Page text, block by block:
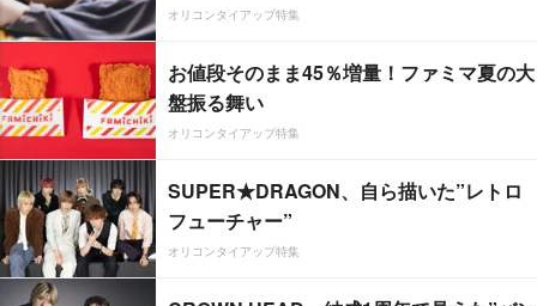
オリコンタイアップ特集
お値段そのまま45％増量！ファミマ夏の大
盤振る舞い
オリコンタイアップ特集
SUPER★DRAGON、自ら描いた”レトロ
フューチャー”
オリコンタイアップ特集